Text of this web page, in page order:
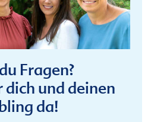
Fragen?
und deinen
da!